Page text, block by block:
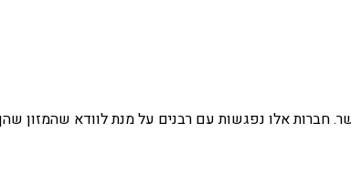
אלו נפגשות עם רבנים על מנת לוודא שהמזון